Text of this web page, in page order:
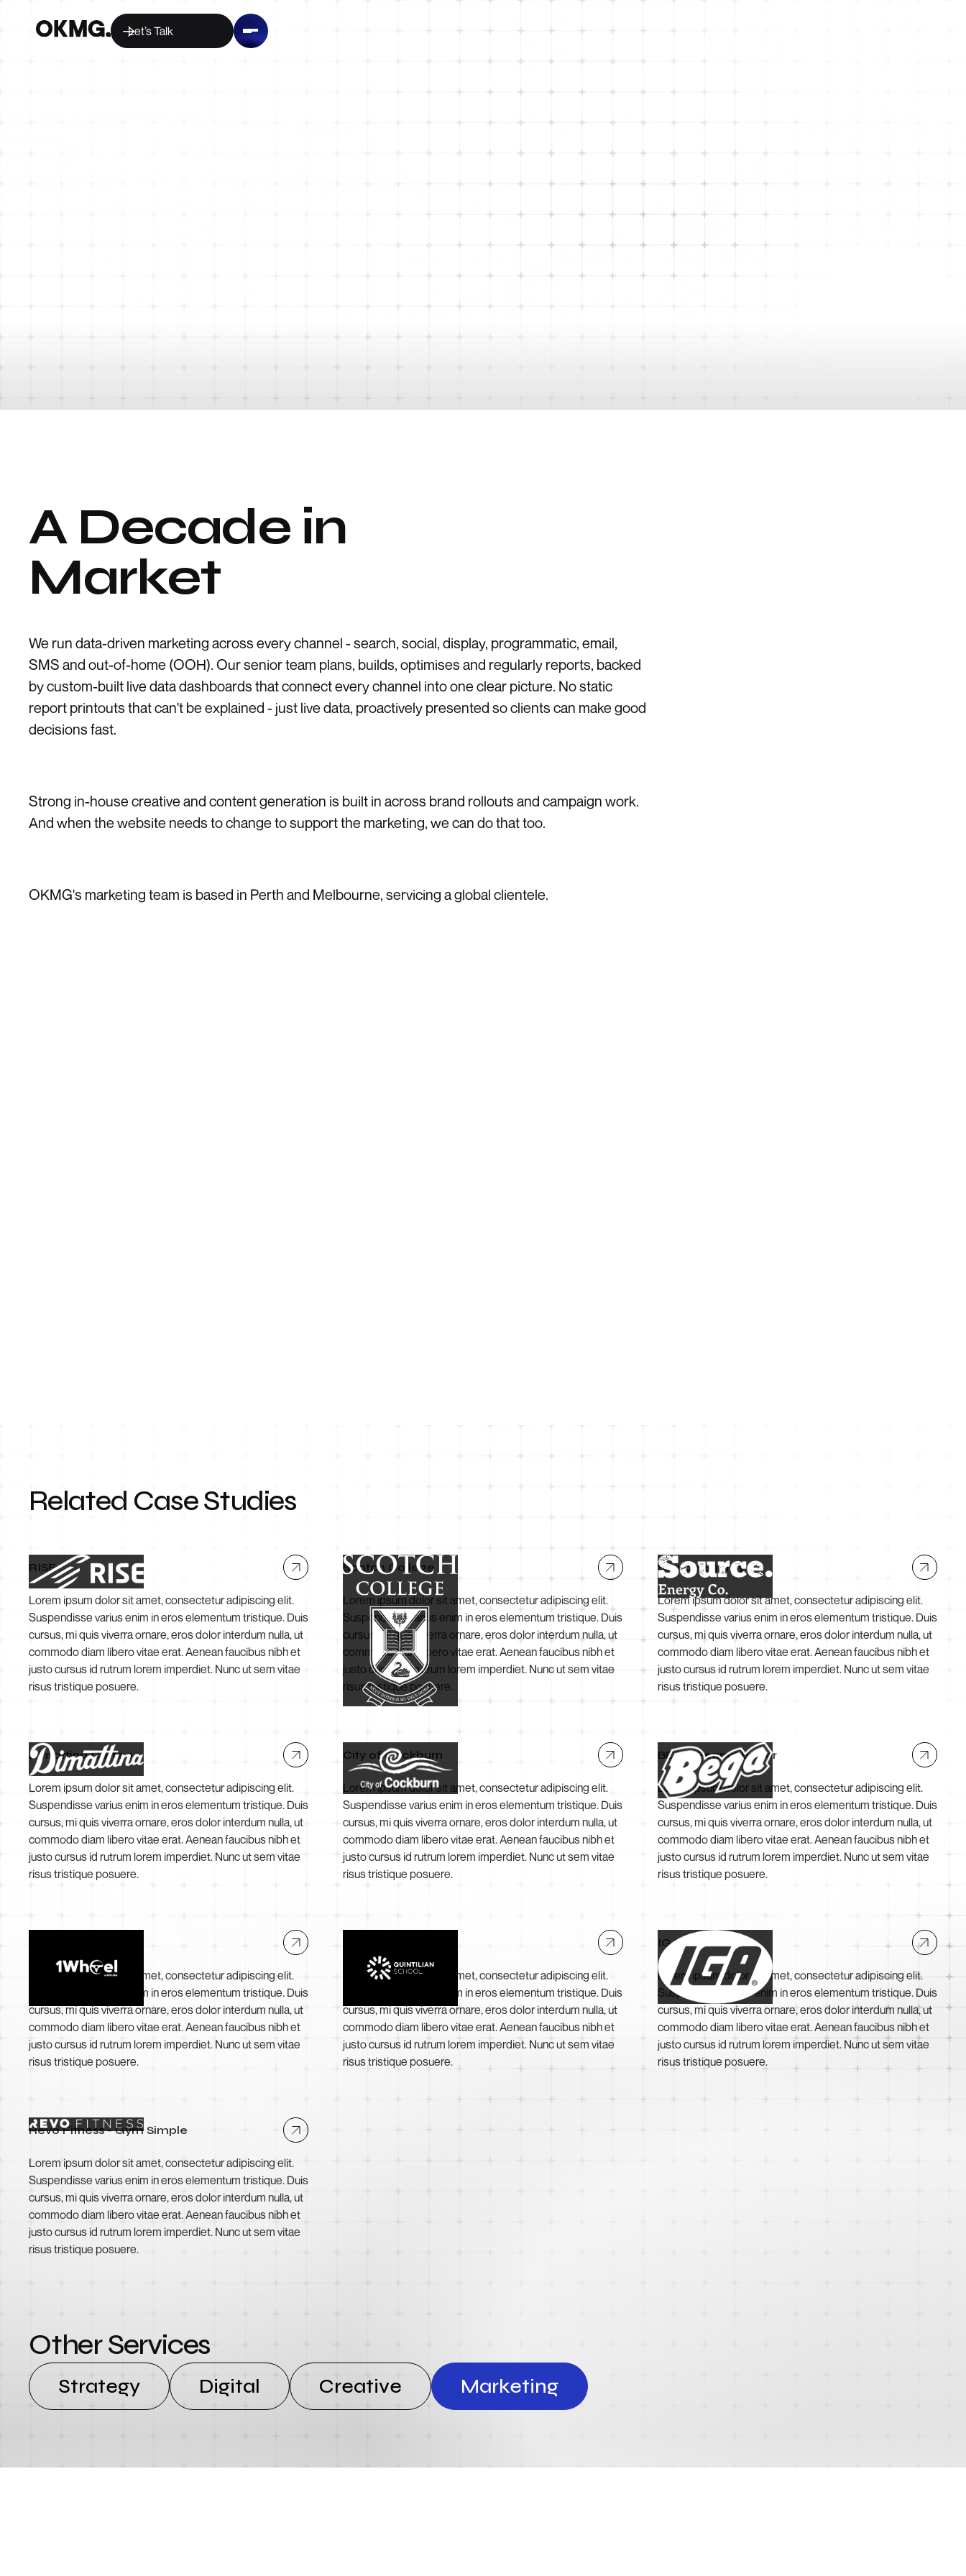
Let’s Talk
A Decade in
Market
We run data-driven marketing across every channel - search, social, display, programmatic, email,
SMS and out-of-home (OOH). Our senior team plans, builds, optimises and regularly reports, backed
by custom-built live data dashboards that connect every channel into one clear picture. No static
report printouts that can't be explained - just live data, proactively presented so clients can make good
decisions fast.
Strong in-house creative and content generation is built in across brand rollouts and campaign work.
And when the website needs to change to support the marketing, we can do that too.
OKMG's marketing team is based in Perth and Melbourne, servicing a global clientele.
Related Case Studies
RISE
Lorem ipsum dolor sit amet, consectetur adipiscing elit.
Suspendisse varius enim in eros elementum tristique. Duis
cursus, mi quis viverra ornare, eros dolor interdum nulla, ut
commodo diam libero vitae erat. Aenean faucibus nibh et
justo cursus id rutrum lorem imperdiet. Nunc ut sem vitae
risus tristique posuere.
Scotch College
Lorem ipsum dolor sit amet, consectetur adipiscing elit.
Suspendisse varius enim in eros elementum tristique. Duis
cursus, mi quis viverra ornare, eros dolor interdum nulla, ut
commodo diam libero vitae erat. Aenean faucibus nibh et
justo cursus id rutrum lorem imperdiet. Nunc ut sem vitae
risus tristique posuere.
Source Energy
Lorem ipsum dolor sit amet, consectetur adipiscing elit.
Suspendisse varius enim in eros elementum tristique. Duis
cursus, mi quis viverra ornare, eros dolor interdum nulla, ut
commodo diam libero vitae erat. Aenean faucibus nibh et
justo cursus id rutrum lorem imperdiet. Nunc ut sem vitae
risus tristique posuere.
Dimattina Coffee
Lorem ipsum dolor sit amet, consectetur adipiscing elit.
Suspendisse varius enim in eros elementum tristique. Duis
cursus, mi quis viverra ornare, eros dolor interdum nulla, ut
commodo diam libero vitae erat. Aenean faucibus nibh et
justo cursus id rutrum lorem imperdiet. Nunc ut sem vitae
risus tristique posuere.
City of Cockburn
Lorem ipsum dolor sit amet, consectetur adipiscing elit.
Suspendisse varius enim in eros elementum tristique. Duis
cursus, mi quis viverra ornare, eros dolor interdum nulla, ut
commodo diam libero vitae erat. Aenean faucibus nibh et
justo cursus id rutrum lorem imperdiet. Nunc ut sem vitae
risus tristique posuere.
BEGA Peanut Butter
Lorem ipsum dolor sit amet, consectetur adipiscing elit.
Suspendisse varius enim in eros elementum tristique. Duis
cursus, mi quis viverra ornare, eros dolor interdum nulla, ut
commodo diam libero vitae erat. Aenean faucibus nibh et
justo cursus id rutrum lorem imperdiet. Nunc ut sem vitae
risus tristique posuere.
Lorem ipsum dolor sit amet, consectetur adipiscing elit.
Suspendisse varius enim in eros elementum tristique. Duis
cursus, mi quis viverra ornare, eros dolor interdum nulla, ut
commodo diam libero vitae erat. Aenean faucibus nibh et
justo cursus id rutrum lorem imperdiet. Nunc ut sem vitae
risus tristique posuere.
Lorem ipsum dolor sit amet, consectetur adipiscing elit.
Suspendisse varius enim in eros elementum tristique. Duis
cursus, mi quis viverra ornare, eros dolor interdum nulla, ut
commodo diam libero vitae erat. Aenean faucibus nibh et
justo cursus id rutrum lorem imperdiet. Nunc ut sem vitae
risus tristique posuere.
IGA
Lorem ipsum dolor sit amet, consectetur adipiscing elit.
Suspendisse varius enim in eros elementum tristique. Duis
cursus, mi quis viverra ornare, eros dolor interdum nulla, ut
commodo diam libero vitae erat. Aenean faucibus nibh et
justo cursus id rutrum lorem imperdiet. Nunc ut sem vitae
risus tristique posuere.
Revo Fitness - Gym Simple
Lorem ipsum dolor sit amet, consectetur adipiscing elit.
Suspendisse varius enim in eros elementum tristique. Duis
cursus, mi quis viverra ornare, eros dolor interdum nulla, ut
commodo diam libero vitae erat. Aenean faucibus nibh et
justo cursus id rutrum lorem imperdiet. Nunc ut sem vitae
risus tristique posuere.
Other Services
Strategy Digital Creative Marketing